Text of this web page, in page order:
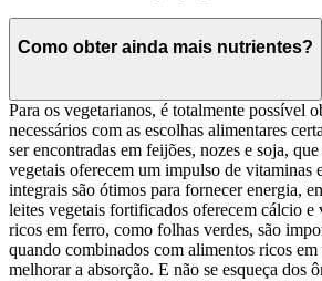
Como obter ainda mais nutrientes?
Para os vegetarianos, é totalmente possível
necessários com as escolhas alimentares
ser encontradas em feijões, nozes e soja,
vegetais oferecem um impulso de vitaminas
integrais são ótimos para fornecer energia,
leites vegetais fortificados oferecem cálcio
ricos em ferro, como folhas verdes, são
quando combinados com alimentos ricos
melhorar a absorção. E não se esqueça dos